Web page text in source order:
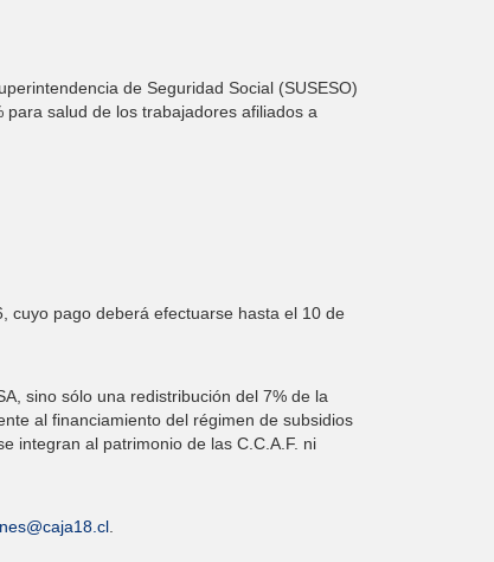
de Seguridad Social (SUSESO)
salud de los trabajadores afiliados a
cuyo pago deberá efectuarse hasta el 10 de
sino sólo una redistribución del 7% de la
al financiamiento del régimen de subsidios
integran al patrimonio de las C.C.A.F. ni